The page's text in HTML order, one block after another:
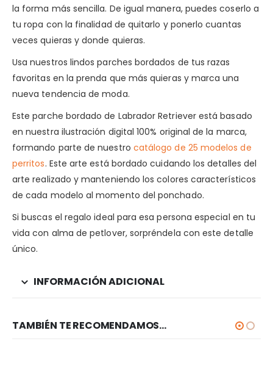
la forma más sencilla. De igual manera, puedes coserlo a
tu ropa con la finalidad de quitarlo y ponerlo cuantas
veces quieras y donde quieras.
Usa nuestros lindos parches bordados de tus razas
favoritas en la prenda que más quieras y marca una
nueva tendencia de moda.
Este parche bordado de Labrador Retriever está basado
en nuestra ilustración digital 100% original de la marca,
formando parte de nuestro catálogo de 25 modelos de
perritos. Este arte está bordado cuidando los detalles del
arte realizado y manteniendo los colores característicos
de cada modelo al momento del ponchado.
Si buscas el regalo ideal para esa persona especial en tu
vida con alma de petlover, sorpréndela con este detalle
único.
INFORMACIÓN ADICIONAL
TAMBIÉN TE RECOMENDAMOS…